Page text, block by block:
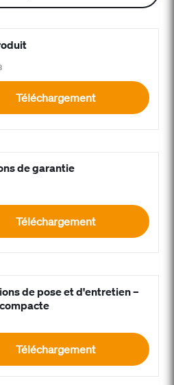
Téléchargement
de garantie
Téléchargement
de pose et d'entretien –
Téléchargement